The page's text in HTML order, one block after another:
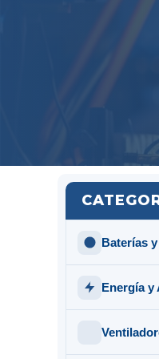
Baterías
Energía y